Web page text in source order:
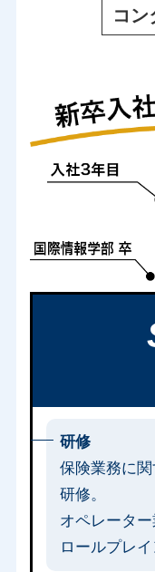
コン
研修
保険業務に
研修。
オペレータ
ロールプレ